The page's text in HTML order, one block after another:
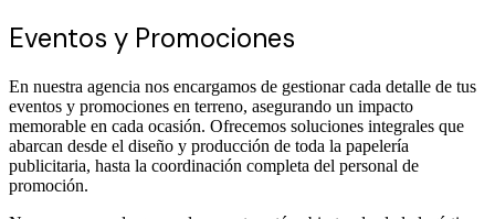
Eventos y Promociones
En nuestra agencia nos encargamos de gestionar cada detalle de tus
eventos y promociones en terreno, asegurando un impacto
memorable en cada ocasión. Ofrecemos soluciones integrales que
abarcan desde el diseño y producción de toda la papelería
publicitaria, hasta la coordinación completa del personal de
promoción.